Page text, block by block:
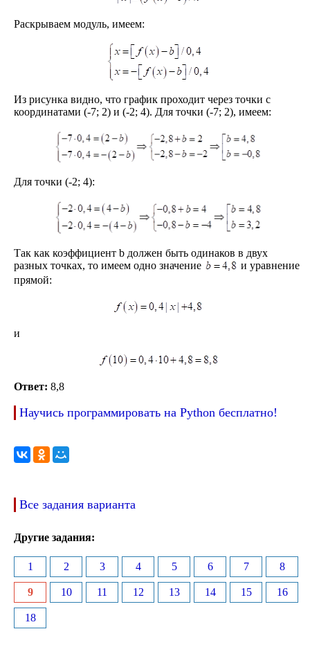
Раскрываем модуль, имеем:
Из рисунка видно, что график проходит через точки с
координатами (-7; 2) и (-2; 4). Для точки (-7; 2), имеем:
Для точки (-2; 4):
Так как коэффициент b должен быть одинаков в двух
разных точках, то имеем одно значение
и уравнение
прямой:
и
Ответ: 8,8
Научись программировать на Python бесплатно!
Все задания варианта
Другие задания:
1 2 3 4 5 6 7 8
9 10 11 12 13 14 15 16
18